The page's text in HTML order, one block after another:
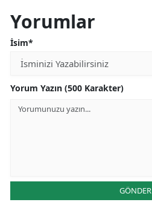
Yorumlar
İsim*
Yorum Yazın (500 Karakter)
GÖNDER